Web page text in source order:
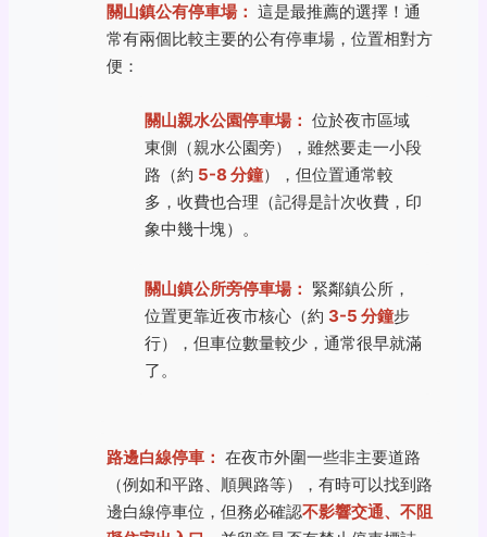
關山鎮公有停車場： 這是最推薦的選擇！通
常有兩個比較主要的公有停車場，位置相對方
便：
關山親水公園停車場： 位於夜市區域
東側（親水公園旁），雖然要走一小段
路（約 5-8 分鐘），但位置通常較
多，收費也合理（記得是計次收費，印
象中幾十塊）。
關山鎮公所旁停車場： 緊鄰鎮公所，
位置更靠近夜市核心（約 3-5 分鐘步
行），但車位數量較少，通常很早就滿
了。
路邊白線停車： 在夜市外圍一些非主要道路
（例如和平路、順興路等），有時可以找到路
邊白線停車位，但務必確認不影響交通、不阻